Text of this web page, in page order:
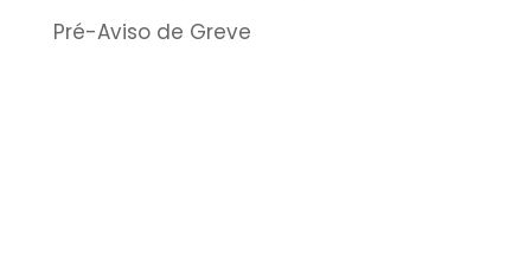
Pré-Aviso de Greve